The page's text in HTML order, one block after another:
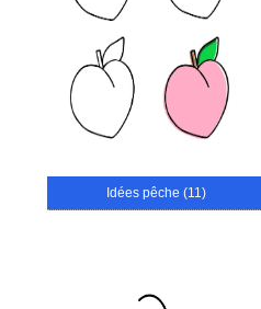
Idées pêche (11)